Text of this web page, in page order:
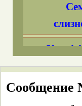
Сообщение